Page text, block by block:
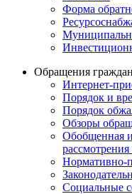
Форма
Обращения граждан
Интернет-
Порядок и
Порядок
Обзоры
Обобщенная
Нормативно-
Социальные